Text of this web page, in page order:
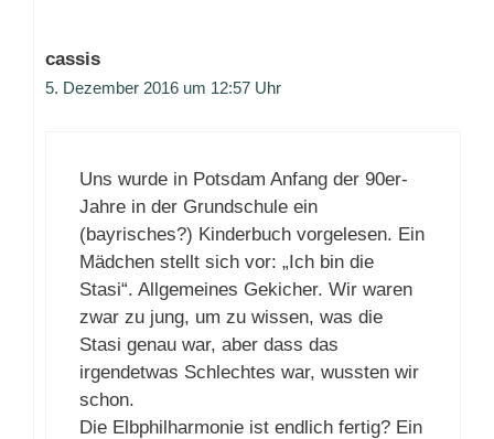
cassis
5. Dezember 2016 um 12:57 Uhr
Uns wurde in Potsdam Anfang der 90er-
Jahre in der Grundschule ein
(bayrisches?) Kinderbuch vorgelesen. Ein
Mädchen stellt sich vor: „Ich bin die
Stasi“. Allgemeines Gekicher. Wir waren
zwar zu jung, um zu wissen, was die
Stasi genau war, aber dass das
irgendetwas Schlechtes war, wussten wir
schon.
Die Elbphilharmonie ist endlich fertig? Ein